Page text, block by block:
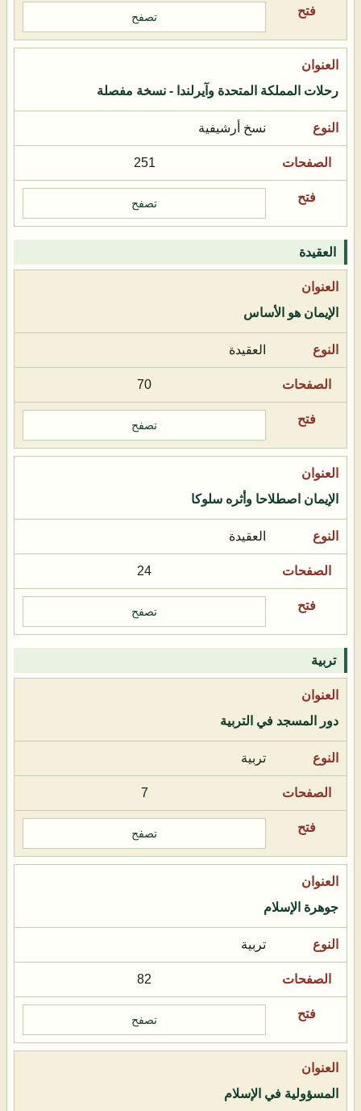
تصفح
رحلات المملكة المتحدة وآيرلندا - نسخة مفصلة
نسخ أرشيفية
251
تصفح
العقيدة
الإيمان هو الأساس
العقيدة
70
تصفح
الإيمان اصطلاحا وأثره سلوكا
العقيدة
24
تصفح
تربية
دور المسجد في التربية
تربية
7
تصفح
جوهرة الإسلام
تربية
82
تصفح
المسؤولية في الإسلام